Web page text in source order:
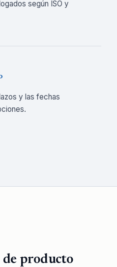
según ISO y
y las fechas
de producto